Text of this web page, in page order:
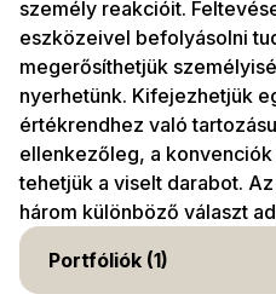
személy reakcióit.
eszközeivel befolyásolni
megerősíthetjük
nyerhetünk. Kifejezhetjük
értékrendhez való
ellenkezőleg, a
tehetjük a viselt darabot.
három különböző választ
Portfóliók (1)